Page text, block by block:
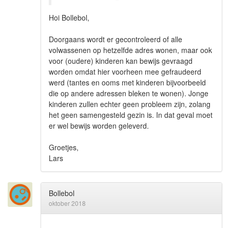
Hoi Bollebol,
Doorgaans wordt er gecontroleerd of alle
volwassenen op hetzelfde adres wonen, maar ook
voor (oudere) kinderen kan bewijs gevraagd
worden omdat hier voorheen mee gefraudeerd
werd (tantes en ooms met kinderen bijvoorbeeld
die op andere adressen bleken te wonen). Jonge
kinderen zullen echter geen probleem zijn, zolang
het geen samengesteld gezin is. In dat geval moet
er wel bewijs worden geleverd.
Groetjes,
Lars
Bollebol
oktober 2018